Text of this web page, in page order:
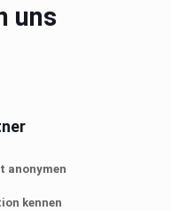
uns
anonymen
kennen